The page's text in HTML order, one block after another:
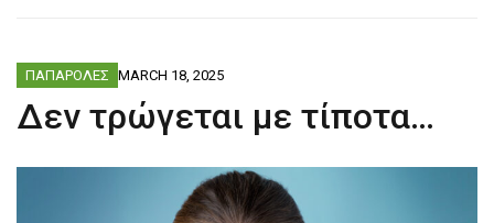
ΠΑΠΑΡΟΛΕΣ MARCH 18, 2025
Δεν τρώγεται με τίποτα…